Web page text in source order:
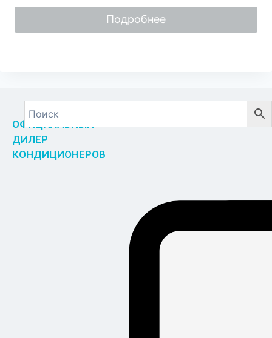
5
Подробнее
ОФИЦИАЛЬНЫЙ
ДИЛЕР
КОНДИЦИОНЕРОВ